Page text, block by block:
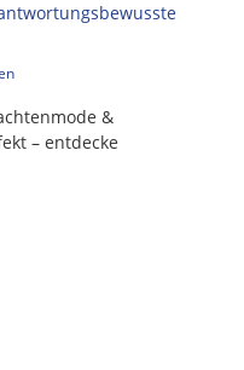
&
– entdecke